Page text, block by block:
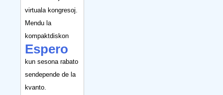
virtuala kongresoj.
Mendu la
kompaktdiskon
Espero
kun sesona rabato
sendepende de la
kvanto.